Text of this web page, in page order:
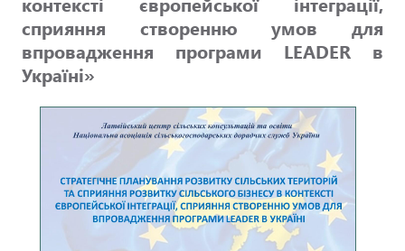
сприяння створенню умов для
впровадження програми LEADER в
Україні»